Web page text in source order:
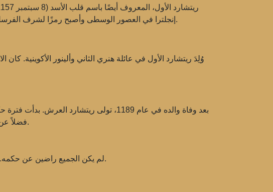
إنجلترا في العصور الوسطى وأصبح رمزًا لشرف الفرسان وبسالتهم. اشتهر ريتشارد بشجاعته في ساحة المعركة وأيضًا بحملاته العسكرية في الحملة الصليبية الثالثة.
وُلِدَ ريتشارد الأول في عائلة هنري الثاني وألينور الأكوينية.
بعد وفاة والده في عام 1189، تولى
فضلاً عن الانقسامات الداخلية. سرعان ما نال ريتشارد احترام وسلطة بين رعاياه، لكنه واجه أيضًا العديد من التحديات.
لم يكن الجميع راضين عن حكمه. في عام 1190، واجه ريتشارد تمردًا منظمًا من قبل أخيه جون. ومع ذلك، تمكن من قمع الثورة وتأكيد سلطته.